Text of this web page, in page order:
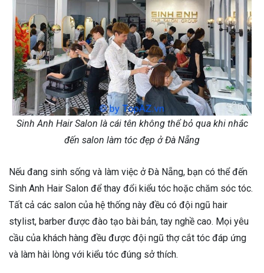
Sinh Anh Hair Salon là cái tên không thể bỏ qua khi nhắc
đến salon làm tóc đẹp ở Đà Nẵng
Nếu đang sinh sống và làm việc ở Đà Nẵng, bạn có thể đến
Sinh Anh Hair Salon để thay đổi kiểu tóc hoặc chăm sóc tóc.
Tất cả các salon của hệ thống này đều có đội ngũ hair
stylist, barber được đào tạo bài bản, tay nghề cao. Mọi yêu
cầu của khách hàng đều được đội ngũ thợ cắt tóc đáp ứng
và làm hài lòng với kiểu tóc đúng sở thích.